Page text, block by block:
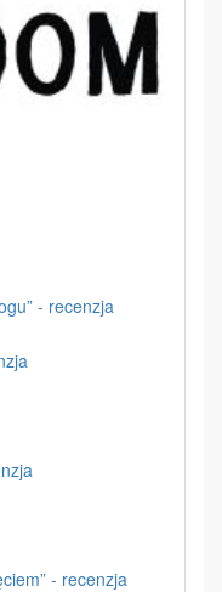
- recenzja
- recenzja